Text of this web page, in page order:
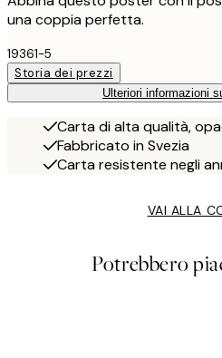
una coppia perfetta.
19361-5
Storia dei prezzi
Ulteriori informazioni
Carta di alta qualità,
Fabbricato in Svezia
Carta resistente negli
VAI ALLA
Potrebbero